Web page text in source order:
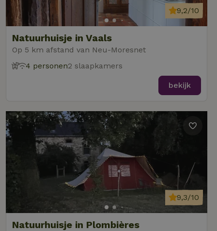
Natuurhuisje in Vaals
Op 5 km afstand van Neu-Moresnet
9,2/10
4 personen2 slaapkamers
bekijk
Natuurhuisje in Plombières
9,3/10